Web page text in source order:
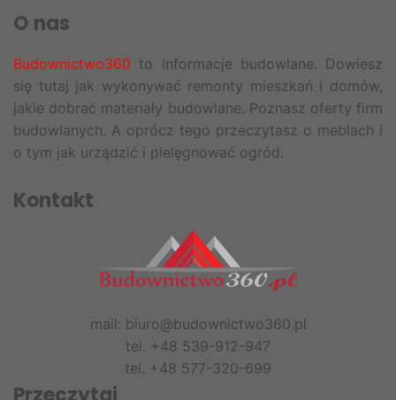
O nas
Budownictwo360 to informacje budowlane. Dowiesz
się tutaj jak wykonywać remonty mieszkań i domów,
jakie dobrać materiały budowlane. Poznasz oferty firm
budowlanych. A oprócz tego przeczytasz o meblach i
o tym jak urządzić i pielęgnować ogród.
Kontakt
mail: biuro@budownictwo360.pl
tel. +48 539-912-947
tel. +48 577-320-699